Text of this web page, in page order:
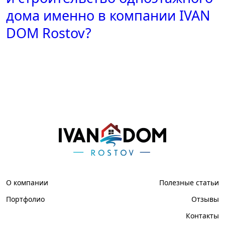
дома именно в компании IVAN
DOM Rostov?
О компании
Портфолио
Полезные статьи
Отзывы
Контакты